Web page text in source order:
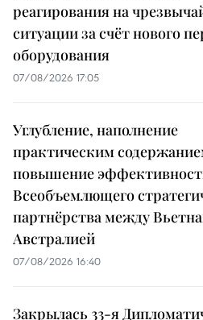
реагирования на
ситуации за счёт нового
оборудования
07/08/2026 17:05
Углубление, наполнение
практическим
повышение
Всеобъемлющего
партнёрства между
Австралией
07/08/2026 16:40
Закрылась 33-я